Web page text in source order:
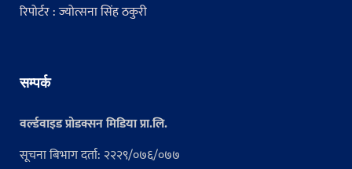
रिपोर्टर : ज्योत्सना सिंह ठकुरी
सम्पर्क
वर्ल्डवाइड प्रोडक्सन मिडिया प्रा.लि.
सूचना बिभाग दर्ता: २२२९/०७६/०७७